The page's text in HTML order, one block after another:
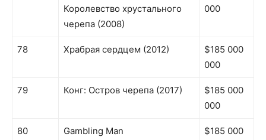
Королевство хрустального
черепа (2008)
000
78 Храбрая сердцем (2012)
$185 000
000
79 Конг: Остров черепа (2017)
$185 000
000
80 Gambling Man
$185 000